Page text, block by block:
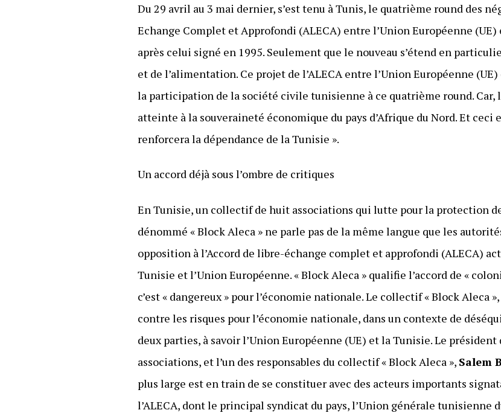
Du 29 avril au 3 mai dernier, s’est tenu à Tunis, le quatrième round des
Echange Complet et Approfondi (ALECA) entre l’Union Européenne
après celui signé en 1995. Seulement que le nouveau s’étend en
et de l’alimentation. Ce projet de l’ALECA entre l’Union Européenne
la participation de la société civile tunisienne à ce quatrième round.
atteinte à la souveraineté économique du pays d’Afrique du Nord. Et ceci
renforcera la dépendance de la Tunisie ».
Un accord déjà sous l’ombre de critiques
En Tunisie, un collectif de huit associations qui lutte pour la protection
dénommé « Block Aleca » ne parle pas de la même langue que les
opposition à l’Accord de libre-échange complet et approfondi (ALECA)
Tunisie et l’Union Européenne. « Block Aleca » qualifie l’accord de «
c’est « dangereux » pour l’économie nationale. Le collectif « Block Aleca
contre les risques pour l’économie nationale, dans un contexte de
deux parties, à savoir l’Union Européenne (UE) et la Tunisie. Le président
associations, et l’un des responsables du collectif « Block Aleca », Salem
plus large est en train de se constituer avec des acteurs importants
l’ALECA, dont le principal syndicat du pays, l’Union générale tunisienne